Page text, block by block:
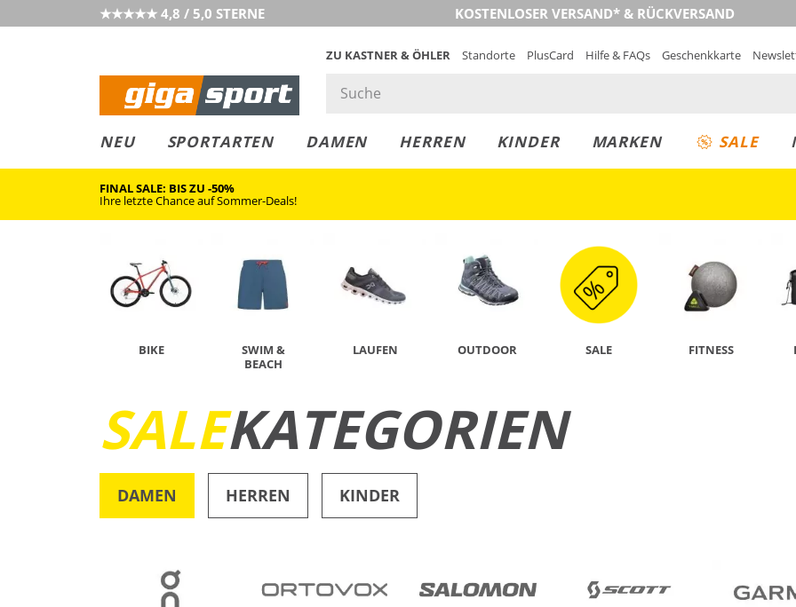
★★★★★ 4,8 / 5,0 STERNE KOSTENLOSER VERSAND* & RÜCKVERSAND
ZU KASTNER & ÖHLER Standorte PlusCard Hilfe & FAQs Geschenkkarte
NEU SPORTARTEN DAMEN HERREN KINDER MARKEN SALE
LEASING
COLLECT
RESERVE
FINAL SALE: BIS ZU -50%
Ihre letzte Chance auf Sommer-Deals!
JETZT ENTDECKEN
BIKE
SWIM &
BEACH
LAUFEN OUTDOOR SALE FITNESS
SALEKATEGORIEN
DAMEN HERREN KINDER